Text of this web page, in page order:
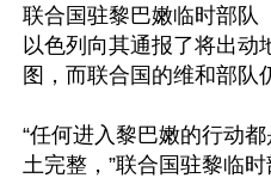
联合国驻黎巴嫩临时部队
以色列向其通报了将出动
图，而联合国的维和部队
“任何进入黎巴嫩的行动
土完整，”联合国驻黎临